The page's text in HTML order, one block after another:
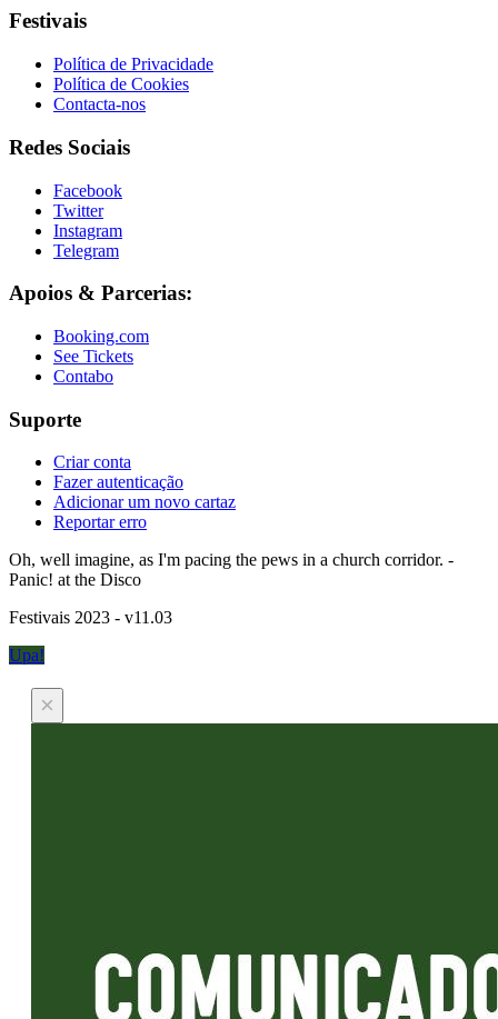
Festivais
Política de Privacidade
Política de Cookies
Contacta-nos
Redes Sociais
Facebook
Twitter
Instagram
Telegram
Apoios & Parcerias:
Booking.com
See Tickets
Contabo
Suporte
Criar conta
Fazer autenticação
Adicionar um novo cartaz
Reportar erro
Oh, well imagine, as I'm pacing the pews in a church corridor. -
Panic! at the Disco
Festivais 2023 - v11.03
Upa!
×